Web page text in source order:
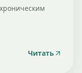
Читать